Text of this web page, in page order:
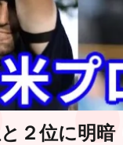
２位に明